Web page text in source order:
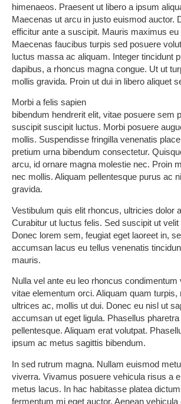
himenaeos. Praesent ut libero a ipsum
Maecenas ut arcu in justo euismod auctor.
efficitur ante a suscipit. Mauris maximus eu
Maecenas faucibus turpis sed posuere
luctus massa ac aliquam. Integer tincidunt
dapibus, a rhoncus magna congue. Ut ut
mollis gravida. Proin ut dui in libero aliquet
Morbi a felis sapien
bibendum hendrerit elit, vitae posuere sem
suscipit suscipit luctus. Morbi posuere
mollis. Suspendisse fringilla venenatis
pretium urna bibendum consectetur.
arcu, id ornare magna molestie nec. Proin
nec mollis. Aliquam pellentesque purus ac
gravida.
Vestibulum quis elit rhoncus, ultricies dolor
Curabitur ut luctus felis. Sed suscipit ut
Donec lorem sem, feugiat eget laoreet in,
accumsan lacus eu tellus venenatis
mauris.
Nulla vel ante eu leo rhoncus condimentum
vitae elementum orci. Aliquam quam turpis,
ultrices ac, mollis ut dui. Donec eu nisl ut
accumsan ut eget ligula. Phasellus
pellentesque. Aliquam erat volutpat.
ipsum ac metus sagittis bibendum.
In sed rutrum magna. Nullam euismod
viverra. Vivamus posuere vehicula risus a
metus lacus. In hac habitasse platea
fermentum mi eget auctor. Aenean vehicula